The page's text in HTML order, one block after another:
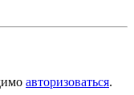
авторизоваться.